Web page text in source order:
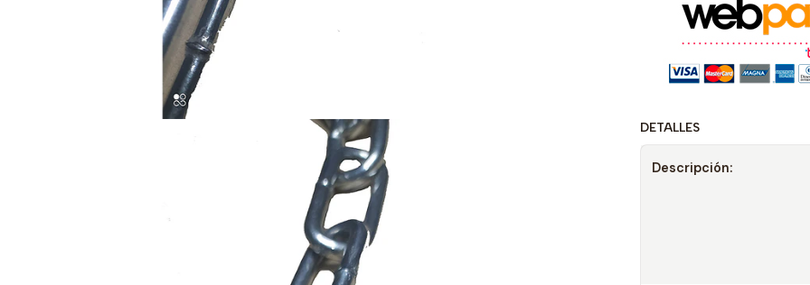
DETALLES
Descripción: